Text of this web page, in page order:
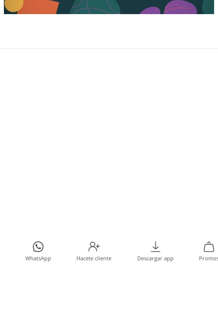
WhatsApp Hacete cliente Descargar app